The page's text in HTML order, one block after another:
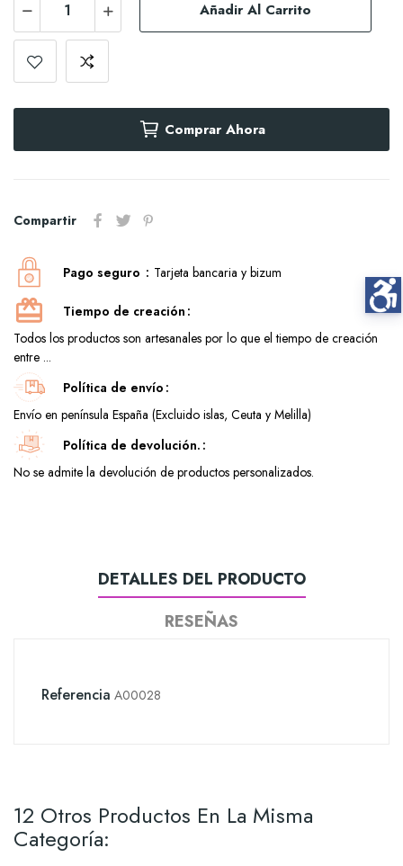
Añadir Al Carrito
Comprar Ahora
Compartir
Pago seguro Tarjeta bancaria y bizum
Tiempo de creación
Todos los productos son artesanales por lo que el tiempo de creación
entre ...
Política de envío
Envío en península España (Excluido islas, Ceuta y Melilla)
Política de devolución.
No se admite la devolución de productos personalizados.
DETALLES DEL PRODUCTO
RESEÑAS
Referencia A00028
12 Otros Productos En La Misma
Categoría: